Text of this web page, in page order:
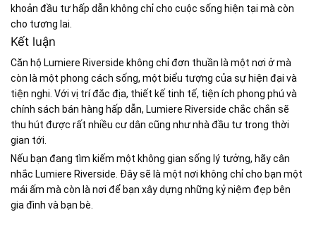
khoản đầu tư hấp dẫn không chỉ cho cuộc sống hiện tại mà còn
cho tương lai.
Kết luận
Căn hộ Lumiere Riverside không chỉ đơn thuần là một nơi ở mà
còn là một phong cách sống, một biểu tượng của sự hiện đại và
tiện nghi. Với vị trí đắc địa, thiết kế tinh tế, tiện ích phong phú và
chính sách bán hàng hấp dẫn, Lumiere Riverside chắc chắn sẽ
thu hút được rất nhiều cư dân cũng như nhà đầu tư trong thời
gian tới.
Nếu bạn đang tìm kiếm một không gian sống lý tưởng, hãy cân
nhắc Lumiere Riverside. Đây sẽ là một nơi không chỉ cho bạn một
mái ấm mà còn là nơi để bạn xây dựng những kỷ niệm đẹp bên
gia đình và bạn bè.